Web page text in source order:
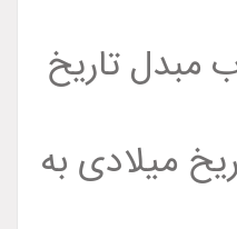
مبدل تاریخ
میلادی به